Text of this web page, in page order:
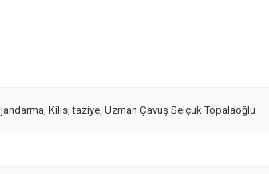
jandarma Kilis ,taziye Uzman Çavuş Selçuk Topalaoğlu